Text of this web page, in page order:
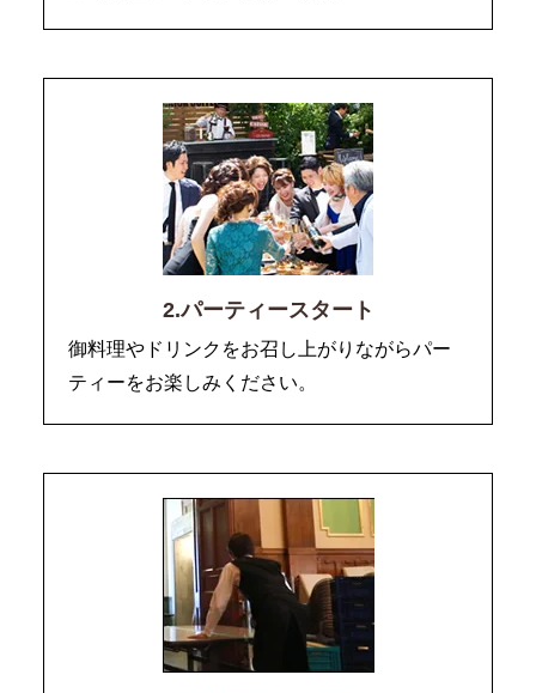
2.パーティースタート
御料理やドリンクをお召し上がりながらパー
ティーをお楽しみください。